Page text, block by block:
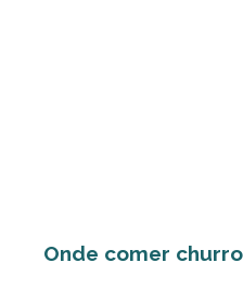
Onde comer